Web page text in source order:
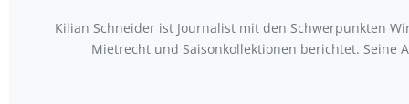
Kilian Schneider ist Journalist mit den Schwerpunkten
Mietrecht und Saisonkollektionen berichtet. Seine